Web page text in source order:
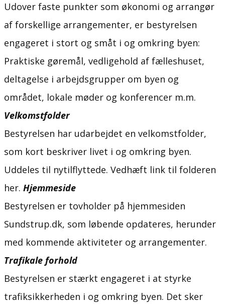
Udover faste punkter som økonomi og arrangør
af forskellige arrangementer, er bestyrelsen
engageret i stort og småt i og omkring byen:
Praktiske gøremål, vedligehold af fælleshuset,
deltagelse i arbejdsgrupper om byen og
området, lokale møder og konferencer m.m.
Velkomstfolder
Bestyrelsen har udarbejdet en velkomstfolder,
som kort beskriver livet i og omkring byen.
Uddeles til nytilflyttede. Vedhæft link til folderen
her. Hjemmeside
Bestyrelsen er tovholder på hjemmesiden
Sundstrup.dk, som løbende opdateres, herunder
med kommende aktiviteter og arrangementer.
Trafikale forhold
Bestyrelsen er stærkt engageret i at styrke
trafiksikkerheden i og omkring byen. Det sker